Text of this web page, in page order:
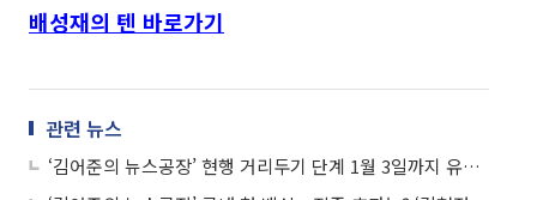
배성재의 텐 바로가기
관련 뉴스
‘김어준의 뉴스공장’ 현행 거리두기 단계 1월 3일까지 유지·‘김현정의 뉴스쇼’ 윤석열 복귀 파장·‘철파엠’ 주시은, 나웅준, 조동찬, 박지윤, 이문희·‘컬투쇼’ 권혁수, 최성민, 강재준 外